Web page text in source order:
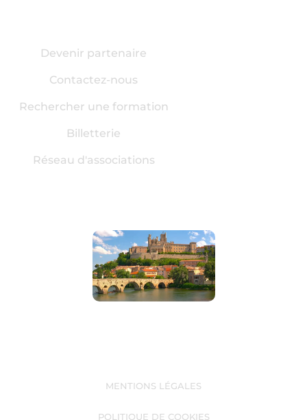
Devenir partenaire
Contactez-nous
Rechercher une formation
Billetterie
Réseau d'associations
MENTIONS LÉGALES
POLITIQUE DE COOKIES